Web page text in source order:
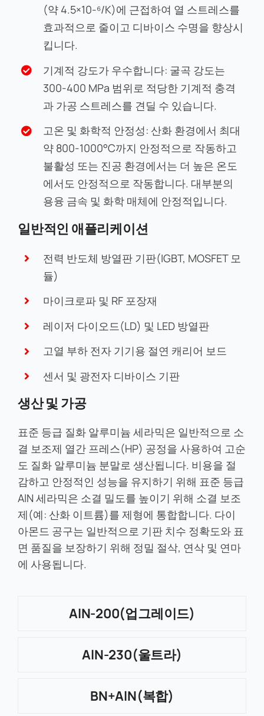
(약 4.5×10-⁶/K)에 근접하여 열 스트레스를
효과적으로 줄이고 디바이스 수명을 향상시
킵니다.
기계적 강도가 우수합니다: 굴곡 강도는
300-400 MPa 범위로 적당한 기계적 충격
과 가공 스트레스를 견딜 수 있습니다.
고온 및 화학적 안정성: 산화 환경에서 최대
약 800-1000°C까지 안정적으로 작동하고
불활성 또는 진공 환경에서는 더 높은 온도
에서도 안정적으로 작동합니다. 대부분의
용융 금속 및 화학 매체에 안정적입니다.
일반적인 애플리케이션
전력 반도체 방열판 기판(IGBT, MOSFET 모
듈)
마이크로파 및 RF 포장재
레이저 다이오드(LD) 및 LED 방열판
고열 부하 전자 기기용 절연 캐리어 보드
센서 및 광전자 디바이스 기판
생산 및 가공
표준 등급 질화 알루미늄 세라믹은 일반적으로 소
결 보조제 열간 프레스(HP) 공정을 사용하여 고순
도 질화 알루미늄 분말로 생산됩니다. 비용을 절
감하고 안정적인 성능을 유지하기 위해 표준 등급
AlN 세라믹은 소결 밀도를 높이기 위해 소결 보조
제(예: 산화 이트륨)를 제형에 통합합니다. 다이
아몬드 공구는 일반적으로 기판 치수 정확도와 표
면 품질을 보장하기 위해 정밀 절삭, 연삭 및 연마
에 사용됩니다.
AlN-200(업그레이드)
AlN-230(울트라)
BN+AlN(복합)